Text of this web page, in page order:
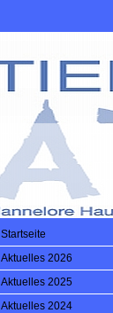
Startseite
Aktuelles 2026
Aktuelles 2025
Aktuelles 2024